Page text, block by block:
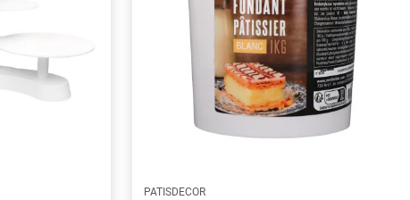
PATISDECOR